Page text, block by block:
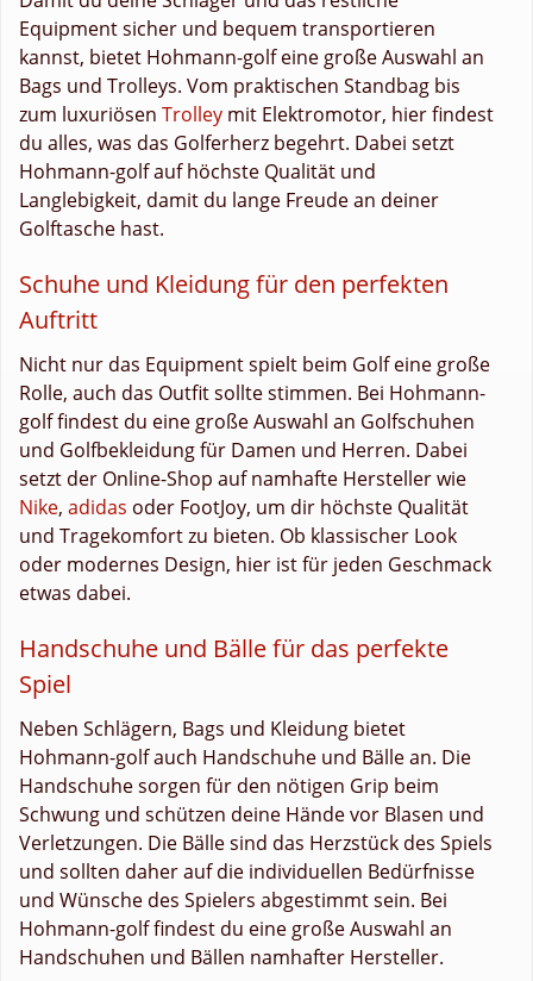
Equipment sicher und bequem transportieren
kannst, bietet Hohmann-golf eine große Auswahl an
Bags und Trolleys. Vom praktischen Standbag bis
zum luxuriösen Trolley mit Elektromotor, hier findest
du alles, was das Golferherz begehrt. Dabei setzt
Hohmann-golf auf höchste Qualität und
Langlebigkeit, damit du lange Freude an deiner
Golftasche hast.
Schuhe und Kleidung für den perfekten
Auftritt
Nicht nur das Equipment spielt beim Golf eine große
Rolle, auch das Outfit sollte stimmen. Bei Hohmann-
golf findest du eine große Auswahl an Golfschuhen
und Golfbekleidung für Damen und Herren. Dabei
setzt der Online-Shop auf namhafte Hersteller wie
Nike, adidas oder FootJoy, um dir höchste Qualität
und Tragekomfort zu bieten. Ob klassischer Look
oder modernes Design, hier ist für jeden Geschmack
etwas dabei.
Handschuhe und Bälle für das perfekte
Spiel
Neben Schlägern, Bags und Kleidung bietet
Hohmann-golf auch Handschuhe und Bälle an. Die
Handschuhe sorgen für den nötigen Grip beim
Schwung und schützen deine Hände vor Blasen und
Verletzungen. Die Bälle sind das Herzstück des Spiels
und sollten daher auf die individuellen Bedürfnisse
und Wünsche des Spielers abgestimmt sein. Bei
Hohmann-golf findest du eine große Auswahl an
Handschuhen und Bällen namhafter Hersteller.